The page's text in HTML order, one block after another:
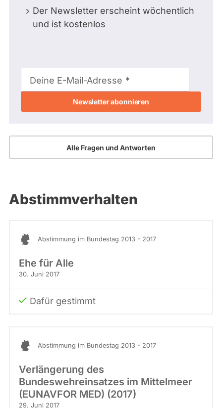
Der Newsletter erscheint wöchentlich
und ist kostenlos
Mail-
Adresse
Deine E-Mail-Adresse
Alle Fragen und Antworten
Abstimmverhalten
Abstimmung im Bundestag 2013 - 2017
Ehe für Alle
30. Juni 2017
Dafür gestimmt
Abstimmung im Bundestag 2013 - 2017
Verlängerung des
Bundeswehreinsatzes im Mittelmeer
(EUNAVFOR MED) (2017)
29. Juni 2017